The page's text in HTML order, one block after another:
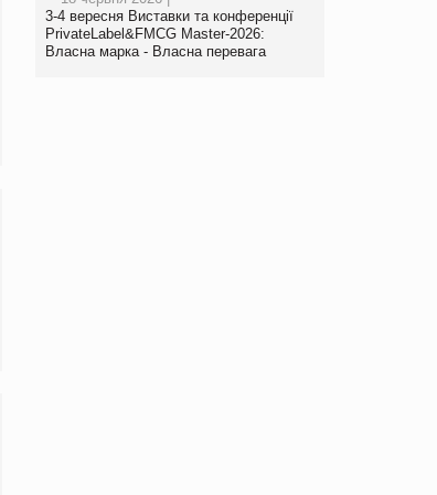
продуктами птахівництва
на європейський ринок
продовольство
3-4 вересня Виставки та конференції
PrivateLabel&FMCG Master-2026:
Власна марка - Власна перевага